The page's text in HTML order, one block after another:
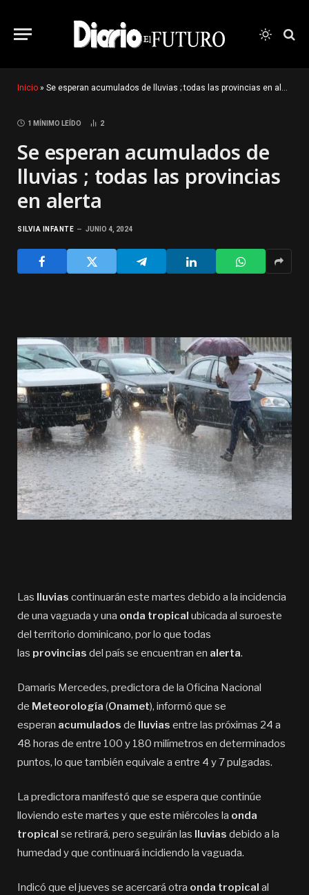
Inicio » Se esperan acumulados de lluvias ; todas las provincias en alerta
1 MÍNIMO LEÍDO 2
Se esperan acumulados de
lluvias ; todas las provincias
en alerta
SILVIA INFANTE JUNIO 4, 2024
Las lluvias continuarán este martes debido a la incidencia
de una vaguada y una onda tropical ubicada al suroeste
del territorio dominicano, por lo que todas
las provincias del país se encuentran en alerta.
Damaris Mercedes, predictora de la Oficina Nacional
de Meteorología (Onamet), informó que se
esperan acumulados de lluvias entre las próximas 24 a
48 horas de entre 100 y 180 milímetros en determinados
puntos, lo que también equivale a entre 4 y 7 pulgadas.
La predictora manifestó que se espera que continúe
lloviendo este martes y que este miércoles la onda
tropical se retirará, pero seguirán las lluvias debido a la
humedad y que continuará incidiendo la vaguada.
Indicó que el jueves se acercará otra onda tropical al